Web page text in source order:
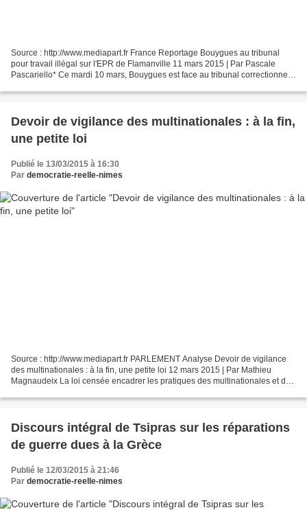
Source : http://www.mediapart.fr France Reportage Bouygues au tribunal
pour travail illégal sur l'EPR de Flamanville 11 mars 2015 | Par Pascale
Pascariello* Ce mardi 10 mars, Bouygues est face au tribunal correctionnel
Devoir de vigilance des multinationales : à la fin,
une petite loi
Publié le 13/03/2015 à 16:30
Par democratie-reelle-nimes
Source : http://www.mediapart.fr PARLEMENT Analyse Devoir de vigilance
des multinationales : à la fin, une petite loi 12 mars 2015 | Par Mathieu
Magnaudeix La loi censée encadrer les pratiques des multinationales et de
Discours intégral de Tsipras sur les réparations
de guerre dues à la Grèce
Publié le 12/03/2015 à 21:46
Par democratie-reelle-nimes